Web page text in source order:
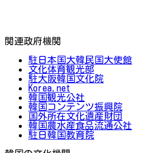
関連政府機関
駐日本国大韓民国大使館
文化体育観光部
駐大阪韓国文化院
Korea.net
韓国観光公社
韓国コンテンツ振興院
国外所在文化遺産財団
韓国農水産食品流通公社
駐日韓国教育院